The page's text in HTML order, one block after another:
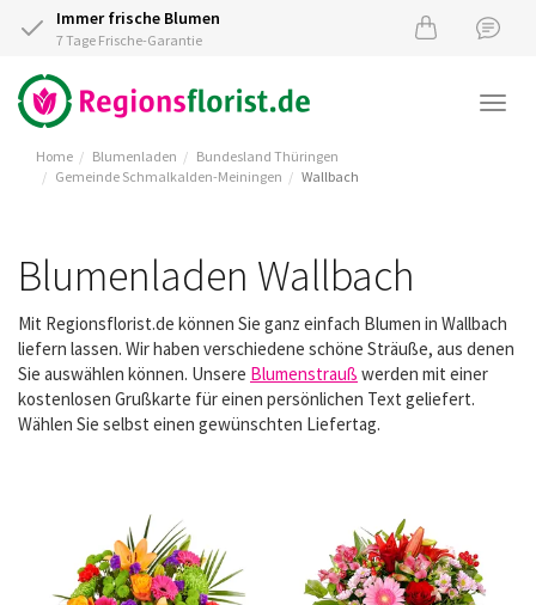
Immer frische Blumen
7 Tage Frische-Garantie
Home Blumenladen
Bundesland Thüringen
Gemeinde Schmalkalden-Meiningen
Wallbach
Blumenladen Wallbach
Mit Regionsflorist.de können Sie ganz einfach Blumen in Wallbach
liefern lassen. Wir haben verschiedene schöne Sträuße, aus denen
Sie auswählen können. Unsere Blumenstrauß werden mit einer
kostenlosen Grußkarte für einen persönlichen Text geliefert.
Wählen Sie selbst einen gewünschten Liefertag.